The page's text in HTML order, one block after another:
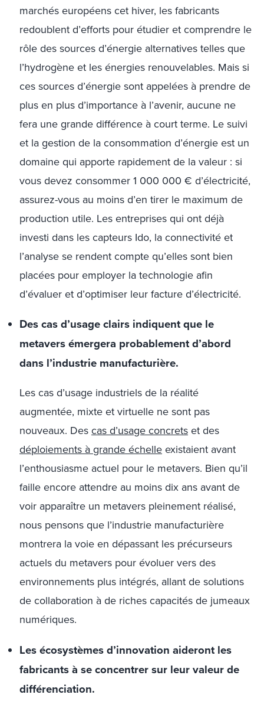
marchés européens cet hiver, les fabricants
redoublent d’efforts pour étudier et comprendre le
rôle des sources d’énergie alternatives telles que
l’hydrogène et les énergies renouvelables. Mais si
ces sources d’énergie sont appelées à prendre de
plus en plus d’importance à l’avenir, aucune ne
fera une grande différence à court terme. Le suivi
et la gestion de la consommation d’énergie est un
domaine qui apporte rapidement de la valeur : si
vous devez consommer 1 000 000 € d’électricité,
assurez-vous au moins d’en tirer le maximum de
production utile. Les entreprises qui ont déjà
investi dans les capteurs Ido, la connectivité et
l’analyse se rendent compte qu’elles sont bien
placées pour employer la technologie afin
d’évaluer et d’optimiser leur facture d’électricité.
Des cas d’usage clairs indiquent que le
metavers émergera probablement d’abord
dans l’industrie manufacturière.
Les cas d’usage industriels de la réalité
augmentée, mixte et virtuelle ne sont pas
nouveaux. Descas d’usage concretset des
déploiements à grande échelleexistaient avant
l’enthousiasme actuel pour le metavers. Bien qu’il
faille encore attendre au moins dix ans avant de
voir apparaître un metavers pleinement réalisé,
nous pensons que l’industrie manufacturière
montrera la voie en dépassant les précurseurs
actuels du metavers pour évoluer vers des
environnements plus intégrés, allant de solutions
de collaboration à de riches capacités de jumeaux
numériques.
Les écosystèmes d’innovation aideront les
fabricants à se concentrer sur leur valeur de
différenciation.